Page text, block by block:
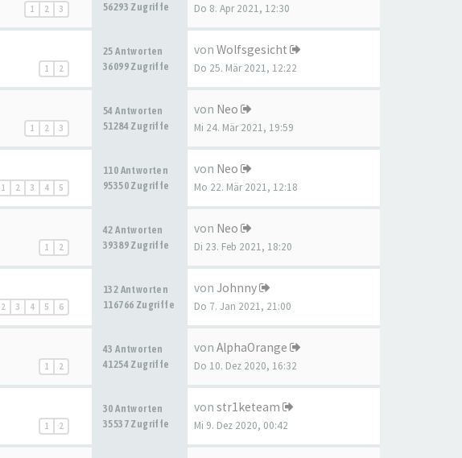
1 2 3
56293 Zugriffe
Do 8. Apr 2021, 12:30
1 2
25 Antworten
36099 Zugriffe
von Wolfsgesicht
Do 25. Mär 2021, 12:22
1 2 3
54 Antworten
51284 Zugriffe
von Neo
Mi 24. Mär 2021, 19:59
1 2 3 4 5
110 Antworten
95350 Zugriffe
von Neo
Mo 22. Mär 2021, 12:18
1 2
42 Antworten
39389 Zugriffe
von Neo
Di 23. Feb 2021, 18:20
2 3 4 5 6
132 Antworten
116766 Zugriffe
von Johnny
Do 7. Jan 2021, 21:00
1 2
43 Antworten
41254 Zugriffe
von AlphaOrange
Do 10. Dez 2020, 16:32
1 2
30 Antworten
35537 Zugriffe
von str1keteam
Mi 9. Dez 2020, 00:42